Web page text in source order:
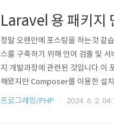
Laravel 용 패키지
정말 오랜만에 포스팅을 하는것 같
스를 구축하기 위해 언어 검출 및
지 개발과정에 관련된 것입니다.이
해왔지만 Composer를 이용한 설
pilot, ChatGPT에 질문하고 해서
프로그래밍/PHP 2024. 6. 2.